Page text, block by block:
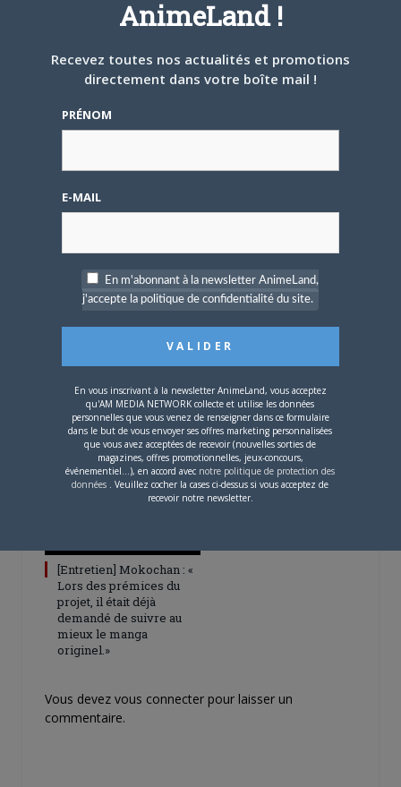
– Spécial Posters est
disponible !
0
Digimon en préparation
pour 2027
[Entretien] Mokochan : «
Lors des prémices du
projet, il était déjà
demandé de suivre au
mieux le manga
originel.»
Vous devez vous connecter pour laisser un
commentaire.
AnimeLand !
Recevez toutes nos actualités et promotions
directement dans votre boîte mail !
PRÉNOM
E-MAIL
En m'abonnant à la newsletter AnimeLand,
j'accepte la politique de confidentialité du site.
En vous inscrivant à la newsletter AnimeLand, vous acceptez
qu'AM MEDIA NETWORK collecte et utilise les données
personnelles que vous venez de renseigner dans ce formulaire
dans le but de vous envoyer ses offres marketing personnalisées
que vous avez acceptées de recevoir (nouvelles sorties de
magazines, offres promotionnelles, jeux-concours,
événementiel...), en accord avec notre politique de protection des
données . Veuillez cocher la cases ci-dessus si vous acceptez de
recevoir notre newsletter.